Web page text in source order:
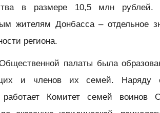
в размере 10,5 млн рублей.
жителям Донбасса – отдельное
региона.
палаты была
и членов их семей.
Комитет семей воинов